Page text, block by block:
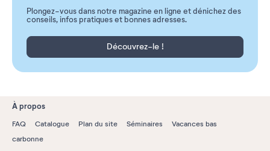
Plongez-vous dans notre magazine en ligne et dénichez des
conseils, infos pratiques et bonnes adresses.
Découvrez-le !
À propos
FAQ Catalogue Plan du site Séminaires
Vacances bas
carbonne